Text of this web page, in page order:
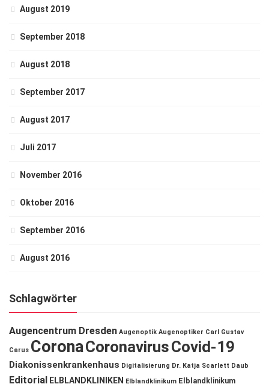
August 2019
September 2018
August 2018
September 2017
August 2017
Juli 2017
November 2016
Oktober 2016
September 2016
August 2016
Schlagwörter
Augencentrum Dresden Augenoptik Augenoptiker Carl Gustav
Carus CoronaCoronavirusCovid-19
Diakonissenkrankenhaus Digitalisierung Dr. Katja Scarlett Daub
Editorial ELBLANDKLINIKEN Elblandklinikum Elblandklinikum